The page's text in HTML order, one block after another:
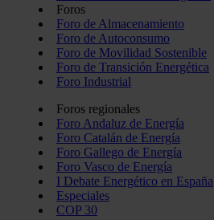
Foros
Foro de Almacenamiento
Foro de Autoconsumo
Foro de Movilidad Sostenible
Foro de Transición Energética
Foro Industrial
Foros regionales
Foro Andaluz de Energía
Foro Catalán de Energía
Foro Gallego de Energía
Foro Vasco de Energía
I Debate Energético en España
Especiales
COP 30